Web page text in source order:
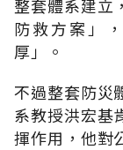
整套體系建立
防救方案」
厚」。
不過整套防災
系教授洪宏基
揮作用，他對